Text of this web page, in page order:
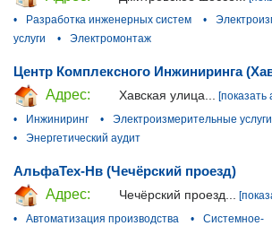
•
Разработка инженерных систем •
услуги
• Электромонтаж
Центр Комплексного Инжиниринга
Адрес:
Хавская улица... [показать
•
Инжиниринг •
Электроизмерительные услуги
•
Энергетический аудит
АльфаТех-Нв (Чечёрский проезд)
Адрес:
Чечёрский проезд...
•
Автоматизация производства •
Системное-